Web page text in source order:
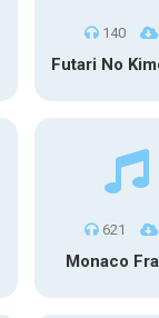
140
621
Monaco